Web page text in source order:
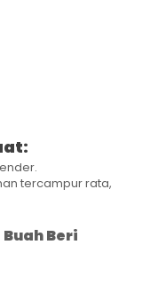
tercampur rata,
Beri